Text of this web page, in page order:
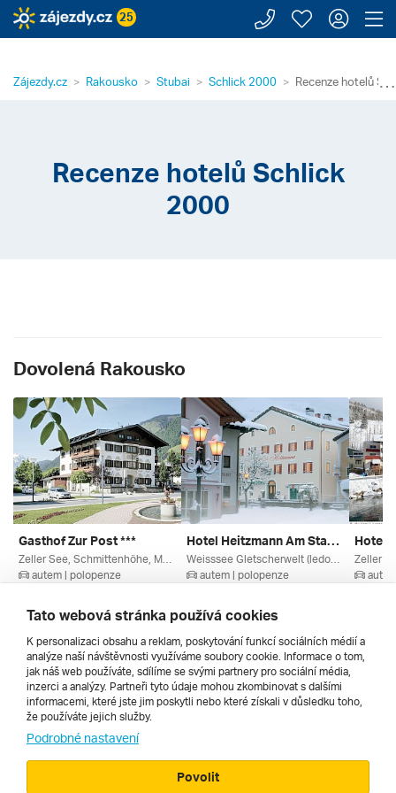
25 Zavolejte
Moje
⋯
Zájezdy.cz Rakousko Stubai Schlick 2000 Recenze hotelů
Recenze hotelů Schlick
2000
Dovolená Rakousko
Gasthof Zur Post ***
autem | polopenze
6 570 Kč
Hotel Heitzmann Am Stadtplatz ***
autem | polopenze
8 493 Kč
Hotel
Všechny
Cestopisy
Tato webová stránka používá cookies
K personalizaci obsahu a reklam, poskytování funkcí sociálních médií a
analýze naší návštěvnosti využíváme soubory cookie. Informace o tom,
jak náš web používáte, sdílíme se svými partnery pro sociální média,
inzerci a analýzy. Partneři tyto údaje mohou zkombinovat s dalšími
informacemi, které jste jim poskytli nebo které získali v důsledku toho,
že používáte jejich služby.
Podrobné nastavení
Povolit